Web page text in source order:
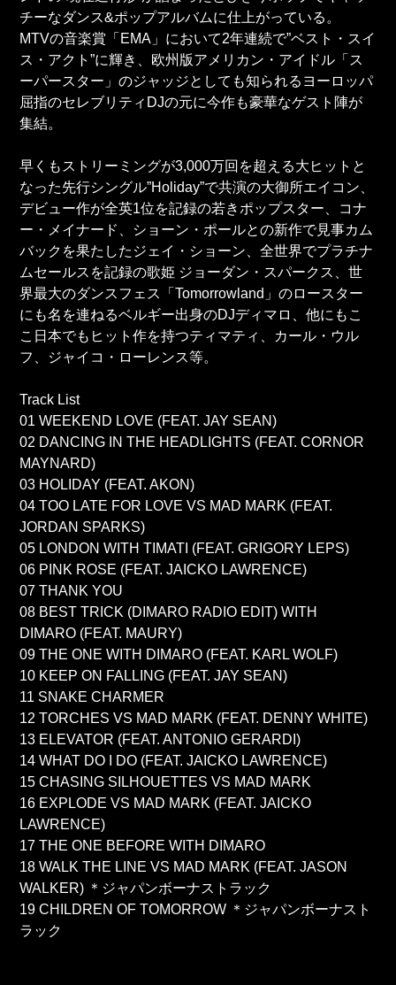
チーなダンス&ポップアルバムに仕上がっている。
MTVの音楽賞「EMA」において2年連続で”ベスト・スイ
ス・アクト”に輝き、欧州版アメリカン・アイドル「ス
ーパースター」のジャッジとしても知られるヨーロッパ
屈指のセレブリティDJの元に今作も豪華なゲスト陣が
集結。
早くもストリーミングが3,000万回を超える大ヒットと
なった先行シングル”Holiday”で共演の大御所エイコン、
デビュー作が全英1位を記録の若きポップスター、コナ
ー・メイナード、ショーン・ポールとの新作で見事カム
バックを果たしたジェイ・ショーン、全世界でプラチナ
ムセールスを記録の歌姫 ジョーダン・スパークス、世
界最大のダンスフェス「Tomorrowland」のロースター
にも名を連ねるベルギー出身のDJディマロ、他にもこ
こ日本でもヒット作を持つティマティ、カール・ウル
フ、ジャイコ・ローレンス等。
Track List
01 WEEKEND LOVE (FEAT. JAY SEAN)
02 DANCING IN THE HEADLIGHTS (FEAT. CORNOR
MAYNARD)
03 HOLIDAY (FEAT. AKON)
04 TOO LATE FOR LOVE VS MAD MARK (FEAT.
JORDAN SPARKS)
05 LONDON WITH TIMATI (FEAT. GRIGORY LEPS)
06 PINK ROSE (FEAT. JAICKO LAWRENCE)
07 THANK YOU
08 BEST TRICK (DIMARO RADIO EDIT) WITH
DIMARO (FEAT. MAURY)
09 THE ONE WITH DIMARO (FEAT. KARL WOLF)
10 KEEP ON FALLING (FEAT. JAY SEAN)
11 SNAKE CHARMER
12 TORCHES VS MAD MARK (FEAT. DENNY WHITE)
13 ELEVATOR (FEAT. ANTONIO GERARDI)
14 WHAT DO I DO (FEAT. JAICKO LAWRENCE)
15 CHASING SILHOUETTES VS MAD MARK
16 EXPLODE VS MAD MARK (FEAT. JAICKO
LAWRENCE)
17 THE ONE BEFORE WITH DIMARO
18 WALK THE LINE VS MAD MARK (FEAT. JASON
WALKER) ＊ジャパンボーナストラック
19 CHILDREN OF TOMORROW ＊ジャパンボーナスト
ラック